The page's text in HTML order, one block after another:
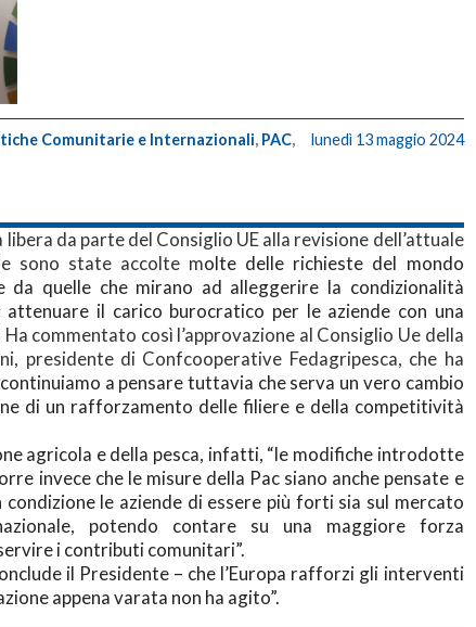
lunedì 13 maggio 2024
Comunitarie e Internazionali, PAC,
da parte del Consiglio UE alla revisione dell’attuale
sono state accolte molte delle richieste del mondo
quelle che mirano ad alleggerire la condizionalità
il carico burocratico per le aziende con una
Ha commentato così l’approvazione al Consiglio Ue della
presidente di Confcooperative Fedagripesca, che ha
a pensare tuttavia che serva un vero cambio
di un rafforzamento delle filiere e della competitività
agricola e della pesca, infatti, “le modifiche introdotte
invece che le misure della Pac siano anche pensate e
le aziende di essere più forti sia sul mercato
potendo contare su una maggiore forza
i contributi comunitari”.
il Presidente – che l’Europa rafforzi gli interventi
appena varata non ha agito”.